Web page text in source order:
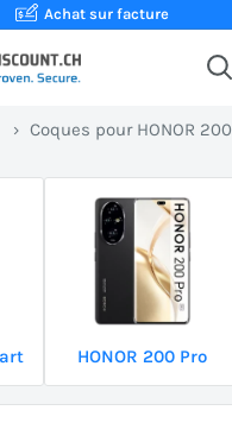
Achat sur facture
› Coques pour HONOR 200
HONOR 200 Pro